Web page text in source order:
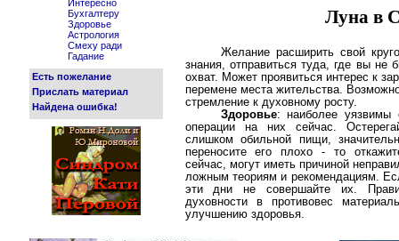
Интересно
Бухгалтеру
Здоровье
Астрология
Смеху ради
Гадание
Есть пожелание
Прислать материал
Найдена ошибка!
Луна в
Желание расширить свой
знания, отправиться туда, где вы
охват. Может проявиться интерес к
перемене места жительства.
стремление к духовному росту.
Здоровье: наиболее уязвимы
операции на них сейчас.
слишком обильной пищи,
переносите его плохо - то
сейчас, могут иметь причиной
ложным теориям и рекомендациям.
эти дни не совершайте их.
духовности в противовес
улучшению здоровья.